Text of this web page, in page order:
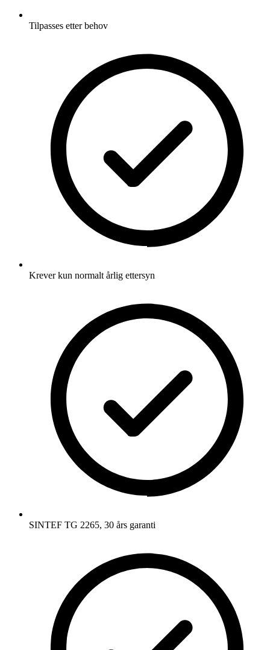
Tilpasses etter behov
Krever kun normalt årlig ettersyn
SINTEF TG 2265, 30 års garanti